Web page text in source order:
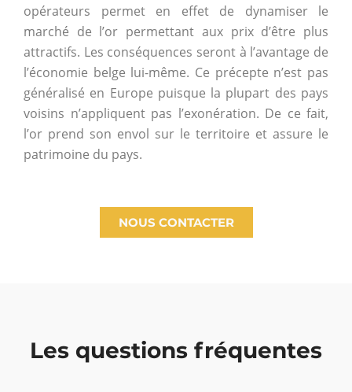
opérateurs permet en effet de dynamiser le
marché de l’or permettant aux prix d’être plus
attractifs. Les conséquences seront à l’avantage de
l’économie belge lui-même. Ce précepte n’est pas
généralisé en Europe puisque la plupart des pays
voisins n’appliquent pas l’exonération. De ce fait,
l’or prend son envol sur le territoire et assure le
patrimoine du pays.
NOUS CONTACTER
Les questions fréquentes